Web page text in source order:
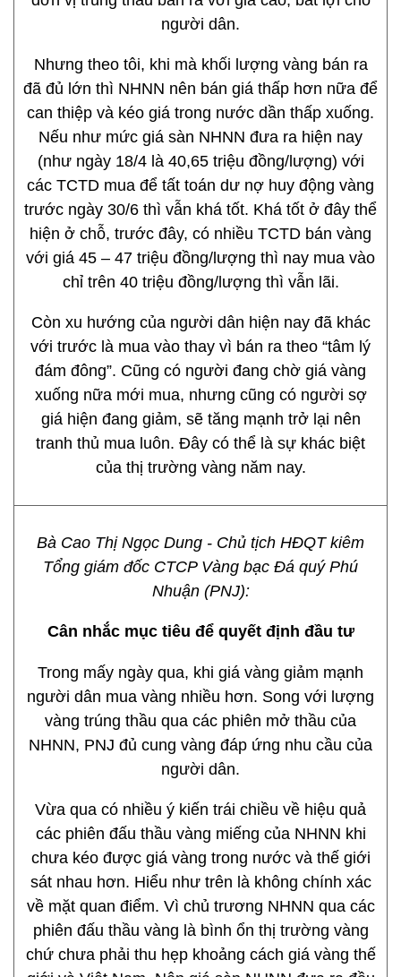
người dân.
Nhưng theo tôi, khi mà khối lượng vàng bán ra
đã đủ lớn thì NHNN nên bán giá thấp hơn nữa để
can thiệp và kéo giá trong nước dần thấp xuống.
Nếu như mức giá sàn NHNN đưa ra hiện nay
(như ngày 18/4 là 40,65 triệu đồng/lượng) với
các TCTD mua để tất toán dư nợ huy động vàng
trước ngày 30/6 thì vẫn khá tốt. Khá tốt ở đây thể
hiện ở chỗ, trước đây, có nhiều TCTD bán vàng
với giá 45 – 47 triệu đồng/lượng thì nay mua vào
chỉ trên 40 triệu đồng/lượng thì vẫn lãi.
Còn xu hướng của người dân hiện nay đã khác
với trước là mua vào thay vì bán ra theo “tâm lý
đám đông”. Cũng có người đang chờ giá vàng
xuống nữa mới mua, nhưng cũng có người sợ
giá hiện đang giảm, sẽ tăng mạnh trở lại nên
tranh thủ mua luôn. Đây có thể là sự khác biệt
của thị trường vàng năm nay.
Bà Cao Thị Ngọc Dung - Chủ tịch HĐQT kiêm
Tổng giám đốc CTCP Vàng bạc Đá quý Phú
Nhuận (PNJ):
Cân nhắc mục tiêu để quyết định đầu tư